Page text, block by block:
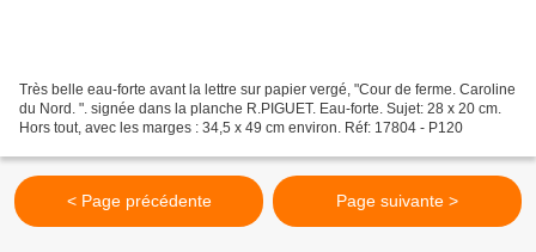
Très belle eau-forte avant la lettre sur papier vergé, "Cour de ferme. Caroline
du Nord. ". signée dans la planche R.PIGUET. Eau-forte. Sujet: 28 x 20 cm.
Hors tout, avec les marges : 34,5 x 49 cm environ. Réf: 17804 - P120
< Page précédente Page suivante >